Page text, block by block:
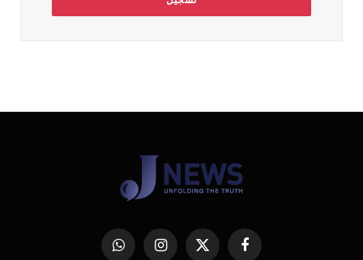
فيسبوك X الانستغرامواتساب